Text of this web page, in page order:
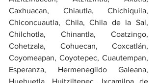
Caxhuacan, Chiautla, Chichiquila,
Chiconcuautla, Chila, Chila de la Sal,
Chilchotla, Chinantla, Coatzingo,
Cohetzala, Cohuecan, Coxcatlán,
Coyomeapan, Coyotepec, Cuautempan,
Esperanza, Hermenegildo Galeana,